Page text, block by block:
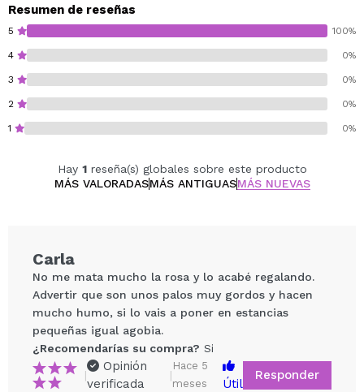
potenciar la intención del aroma, aportando equilibrio y
serenidad a tu entorno.
Resumen de reseñas
5 100%
4 0%
3 0%
2 0%
1 0%
Hay 1reseña(s) globales sobre este producto
MÁS VALORADASMÁS ANTIGUASMÁS NUEVAS
Carla
No me mata mucho la rosa y lo acabé regalando.
Advertir que son unos palos muy gordos y hacen
mucho humo, si lo vais a poner en estancias
pequeñas igual agobia.
¿Recomendarías su compra? Si
|
Opinión
verificada
|
Hace 5
meses
Útil
Responder